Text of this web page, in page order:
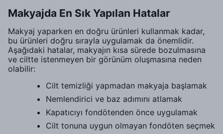
Makyajda En Sık Yapılan Hatalar
Makyaj yaparken en doğru ürünleri kullanmak kadar,
bu ürünleri doğru sırayla uygulamak da önemlidir.
Aşağıdaki hatalar, makyajın kısa sürede bozulmasına
ve ciltte istenmeyen bir görünüm oluşmasına neden
olabilir:
Cilt temizliği yapmadan makyaja başlamak
Nemlendirici ve baz adımını atlamak
Kapatıcıyı fondötenden önce uygulamak
Cilt tonuna uygun olmayan fondöten seçmek